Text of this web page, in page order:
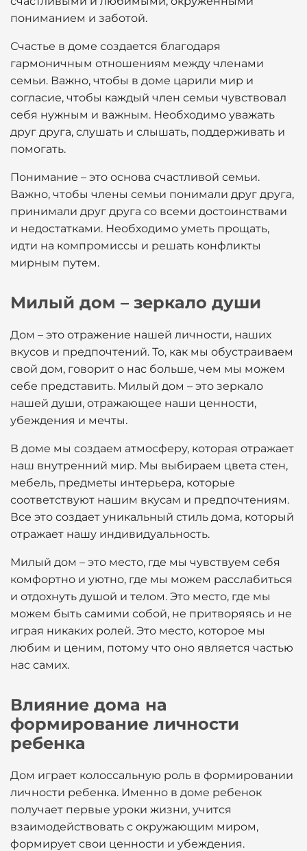
пониманием и заботой.
Счастье в доме создается благодаря
гармоничным отношениям между членами
семьи. Важно, чтобы в доме царили мир и
согласие, чтобы каждый член семьи чувствовал
себя нужным и важным. Необходимо уважать
друг друга, слушать и слышать, поддерживать и
помогать.
Понимание – это основа счастливой семьи.
Важно, чтобы члены семьи понимали друг друга,
принимали друг друга со всеми достоинствами
и недостатками. Необходимо уметь прощать,
идти на компромиссы и решать конфликты
мирным путем.
Милый дом – зеркало души
Дом – это отражение нашей личности, наших
вкусов и предпочтений. То, как мы обустраиваем
свой дом, говорит о нас больше, чем мы можем
себе представить. Милый дом – это зеркало
нашей души, отражающее наши ценности,
убеждения и мечты.
В доме мы создаем атмосферу, которая отражает
наш внутренний мир. Мы выбираем цвета стен,
мебель, предметы интерьера, которые
соответствуют нашим вкусам и предпочтениям.
Все это создает уникальный стиль дома, который
отражает нашу индивидуальность.
Милый дом – это место, где мы чувствуем себя
комфортно и уютно, где мы можем расслабиться
и отдохнуть душой и телом. Это место, где мы
можем быть самими собой, не притворяясь и не
играя никаких ролей. Это место, которое мы
любим и ценим, потому что оно является частью
нас самих.
Влияние дома на
формирование личности
ребенка
Дом играет колоссальную роль в формировании
личности ребенка. Именно в доме ребенок
получает первые уроки жизни, учится
взаимодействовать с окружающим миром,
формирует свои ценности и убеждения.